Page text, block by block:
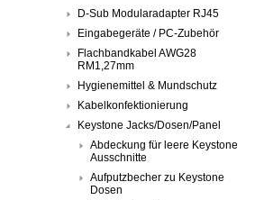
D-Sub Modularadapter RJ45
Eingabegeräte / PC-Zubehör
Flachbandkabel AWG28
RM1,27mm
Hygienemittel & Mundschutz
Kabelkonfektionierung
Keystone Jacks/Dosen/Panel
Abdeckung für leere Keystone
Ausschnitte
Aufputzbecher zu Keystone
Dosen